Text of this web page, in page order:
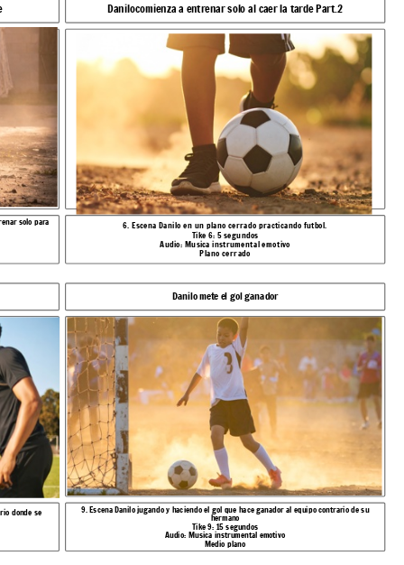
Danilocomienza a entrenar solo al caer la tarde Part.2
Danilo mete el gol ganador
solo para 6. Escena Danilo en un plano cerrado practicando futbol.
Tike 6: 5 segundos
Audio: Musica instrumental emotivo
Plano cerrado
donde se 9. Escena Danilo jugando y haciendo el gol que hace ganador al equipo contrario de su
hermano
Tike 9: 15 segundos
Audio: Musica instrumental emotivo
Medio plano